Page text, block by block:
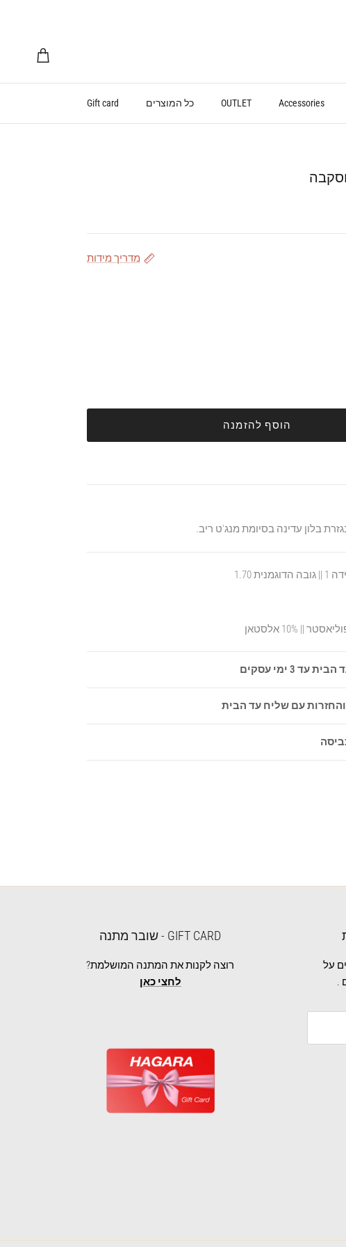
עגלת קניות
Accessories
OUTLET כל המוצרים Gift card
מדריך מידות
הוסף להזמנה
בלון עדינה בסיומת מנג'ט ריב.
1.70
עד 3 ימי עסקים
עם שליח עד הבית
על
.
GIFT CARD - שובר מתנה
רוצה לקנות את המתנה המושלמת?
לחצי כאן